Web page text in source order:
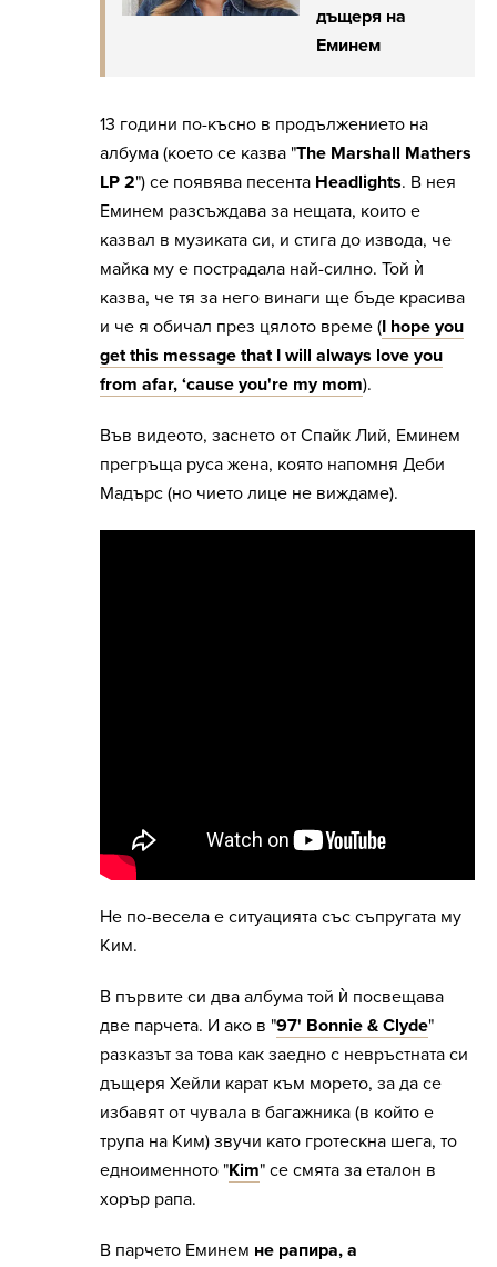
дъщеря на
Еминем
13 години по-късно в продължението на
албума (което се казва "The Marshall Mathers
LP 2") се появява песента Headlights. В нея
Еминем разсъждава за нещата, които е
казвал в музиката си, и стига до извода, че
майка му е пострадала най-силно. Той ѝ
казва, че тя за него винаги ще бъде красива
и че я обичал през цялото време (I hope you
get this message that I will always love you
from afar, ‘cause you're my mom).
Във видеото, заснето от Спайк Лий, Еминем
прегръща руса жена, която напомня Деби
Мадърс (но чието лице не виждаме).
Не по-весела е ситуацията със съпругата му
Ким.
В първите си два албума той ѝ посвещава
две парчета. И ако в "97' Bonnie & Clyde"
разказът за това как заедно с невръстната си
дъщеря Хейли карат към морето, за да се
избавят от чувала в багажника (в който е
трупа на Ким) звучи като гротескна шега, то
едноименното "Kim" се смята за еталон в
хорър рапа.
В парчето Еминем не рапира, а